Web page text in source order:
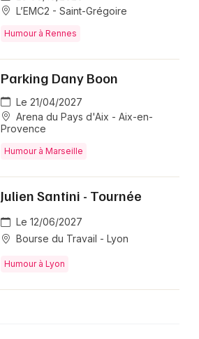
L’EMC2 - Saint-Grégoire
Humour à Rennes
Parking Dany Boon
Le 21/04/2027
Arena du Pays d'Aix - Aix-en-
Provence
Humour à Marseille
Julien Santini - Tournée
Le 12/06/2027
Bourse du Travail - Lyon
Humour à Lyon